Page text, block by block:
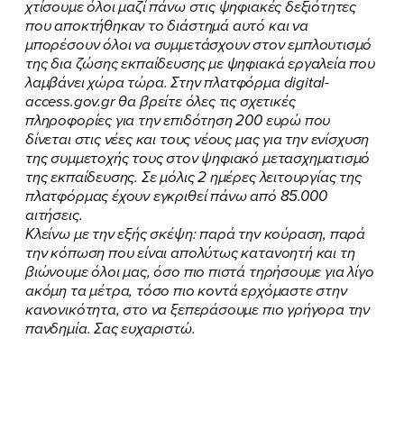
χτίσουμε όλοι μαζί πάνω στις ψηφιακές δεξιότητες
που αποκτήθηκαν το διάστημά αυτό και να
μπορέσουν όλοι να συμμετάσχουν στον εμπλουτισμό
της δια ζώσης εκπαίδευσης με ψηφιακά εργαλεία που
λαμβάνει χώρα τώρα. Στην πλατφόρμαdigital-
access.gov.grθα βρείτε όλες τις σχετικές
πληροφορίες για την επιδότηση 200 ευρώ που
δίνεται στις νέες και τους νέους μας για την ενίσχυση
της συμμετοχής τους στον ψηφιακό μετασχηματισμό
της εκπαίδευσης. Σε μόλις 2 ημέρες λειτουργίας της
πλατφόρμας έχουν εγκριθεί πάνω από 85.000
αιτήσεις.
Κλείνω με την εξής σκέψη: παρά την κούραση, παρά
την κόπωση που είναι απολύτως κατανοητή και τη
βιώνουμε όλοι μας, όσο πιο πιστά τηρήσουμε για λίγο
ακόμη τα μέτρα, τόσο πιο κοντά ερχόμαστε στην
κανονικότητα, στο να ξεπεράσουμε πιο γρήγορα την
πανδημία. Σας ευχαριστώ.